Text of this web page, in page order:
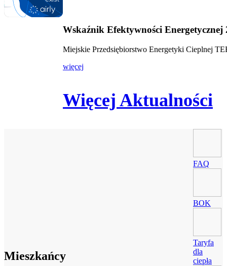
Wskaźnik Efektywności Energetycznej
Miejskie Przedsiębiorstwo Energetyki Cieplnej
więcej
Więcej Aktualności
Mieszkańcy
FAQ
BOK
Taryfa
dla
ciepła